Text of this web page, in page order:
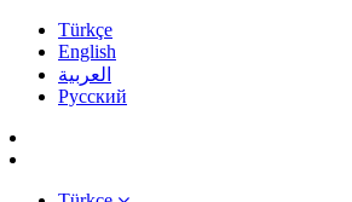
Türkçe
English
العربية
Pусский